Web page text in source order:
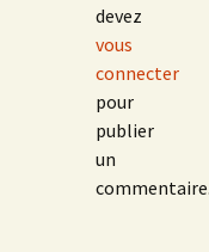
devez
vous
connecter
pour
publier
un
commentaire.